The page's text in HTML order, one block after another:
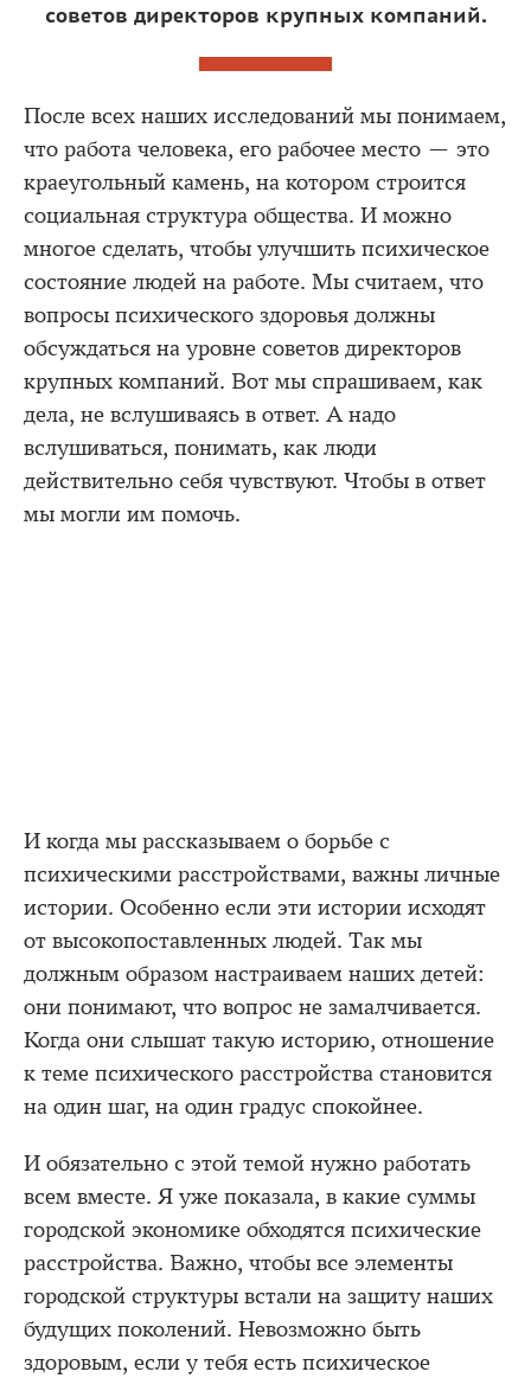
советов директоров крупных компаний.
После всех наших исследований мы понимаем,
что работа человека, его рабочее место — это
краеугольный камень, на котором строится
социальная структура общества. И можно
многое сделать, чтобы улучшить психическое
состояние людей на работе. Мы считаем, что
вопросы психического здоровья должны
обсуждаться на уровне советов директоров
крупных компаний. Вот мы спрашиваем, как
дела, не вслушиваясь в ответ. А надо
вслушиваться, понимать, как люди
действительно себя чувствуют. Чтобы в ответ
мы могли им помочь.
И когда мы рассказываем о борьбе с
психическими расстройствами, важны личные
истории. Особенно если эти истории исходят
от высокопоставленных людей. Так мы
должным образом настраиваем наших детей:
они понимают, что вопрос не замалчивается.
Когда они слышат такую историю, отношение
к теме психического расстройства становится
на один шаг, на один градус спокойнее.
И обязательно с этой темой нужно работать
всем вместе. Я уже показала, в какие суммы
городской экономике обходятся психические
расстройства. Важно, чтобы все элементы
городской структуры встали на защиту наших
будущих поколений. Невозможно быть
здоровым, если у тебя есть психическое